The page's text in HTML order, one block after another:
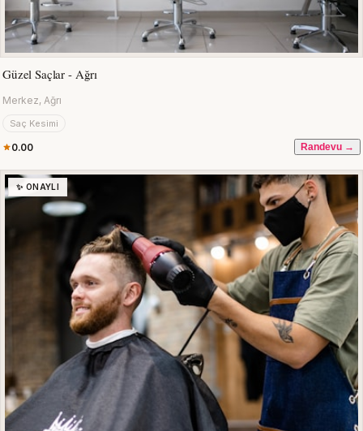
Güzel Saçlar - Ağrı
Merkez, Ağrı
Saç Kesimi
0.00 Randevu →
✨ ONAYLI